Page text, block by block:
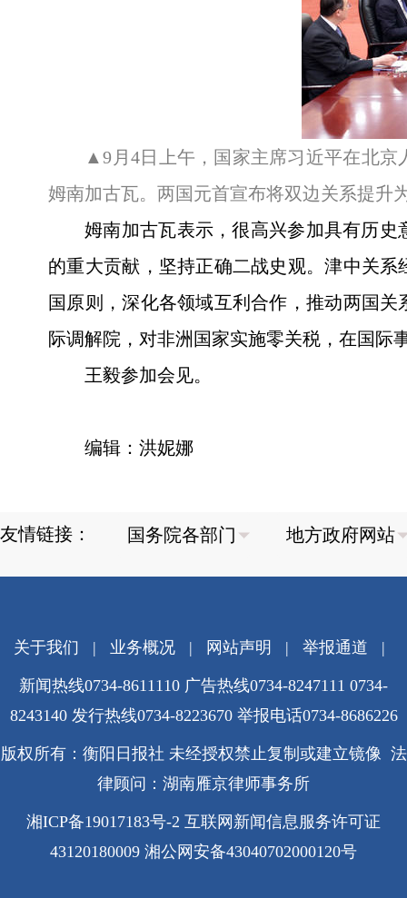
▲9月4日上午，国家主席习近平在北京
姆南加古瓦。两国元首宣布将双边关系提升
姆南加古瓦表示，很高兴参加具有历
的重大贡献，坚持正确二战史观。津中关
国原则，深化各领域互利合作，推动两国
际调解院，对非洲国家实施零关税，在国际
王毅参加会见。
编辑：洪妮娜
友情链接：
关于我们 | 业务概况| 网站声明 | 举报通道 |
新闻热线0734-8611110 广告热线0734-8247111 0734-
8243140 发行热线0734-8223670 举报电话0734-8686226
版权所有：衡阳日报社 未经授权禁止复制或建立镜像 法
律顾问：湖南雁京律师事务所
湘ICP备19017183号-2 互联网新闻信息服务许可证
43120180009 湘公网安备43040702000120号